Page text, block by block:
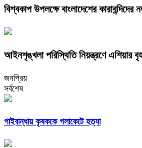
বিশ্বকাপ উপলক্ষে বাংলাদেশের
আইনশৃঙ্খলা পরিস্থিতি নিয়ন্ত্রণে এশিয়ার
জনপ্রিয়
সর্বশেষ
গাইবান্ধায় কৃষককে গলাকেটে হত্যা